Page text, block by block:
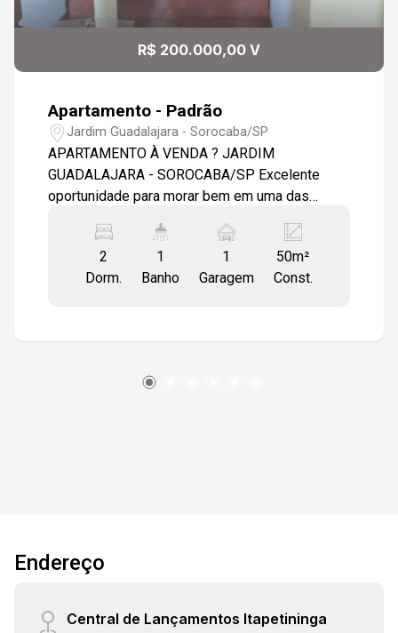
R$ 200.000,00 V
Apartamento - Padrão
Jardim Guadalajara - Sorocaba/SP
APARTAMENTO À VENDA ? JARDIM
GUADALAJARA - SOROCABA/SP Excelente
oportunidade para morar bem em uma das
em Sorocaba! Características do imóvel: - 02
dormitórios amplos e bem ventilados - Sala
confortável para dois ambientes - Cozinha
tranquilo e com excelente infraestrutura, ideal
cidade: Localização estratégica com acesso
rápido para Avenida Armando Pannunzio,
Sorocaba. Região com ótima estrutura: Próximo
2
Dorm.
1
Banho
1
Garagem
50m²
Const.
Endereço
Central de Lançamentos Itapetininga